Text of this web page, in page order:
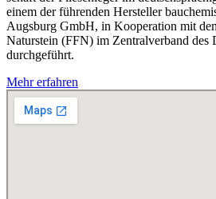
ei­nem der füh­ren­den Her­stel­ler
Augs­burg GmbH, in Ko­ope­ra­ti­on mit
Na­tur­stein (FFN) im Zen­tral­ver­band des
durch­ge­führt.
Mehr erfahren